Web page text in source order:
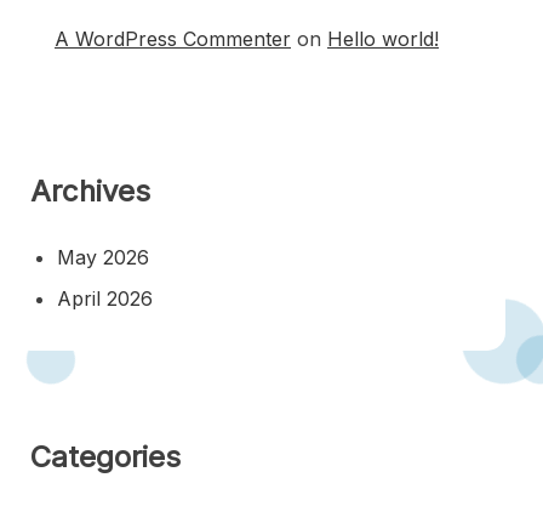
A WordPress Commenter on Hello world!
Archives
May 2026
April 2026
Categories